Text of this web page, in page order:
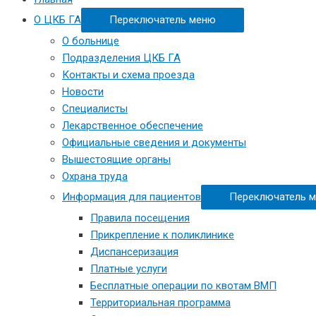
О ЦКБ ГА
Переключатель меню
О больнице
Подразделения ЦКБ ГА
Контакты и схема проезда
Новости
Специалисты
Лекарственное обеспечение
Официальные сведения и документы
Вышестоящие органы
Охрана труда
Информация для пациентов
Переключатель
Правила посещения
Прикрепление к поликлинике
Диспансеризация
Платные услуги
Бесплатные операции по квотам ВМП
Территориальная программа